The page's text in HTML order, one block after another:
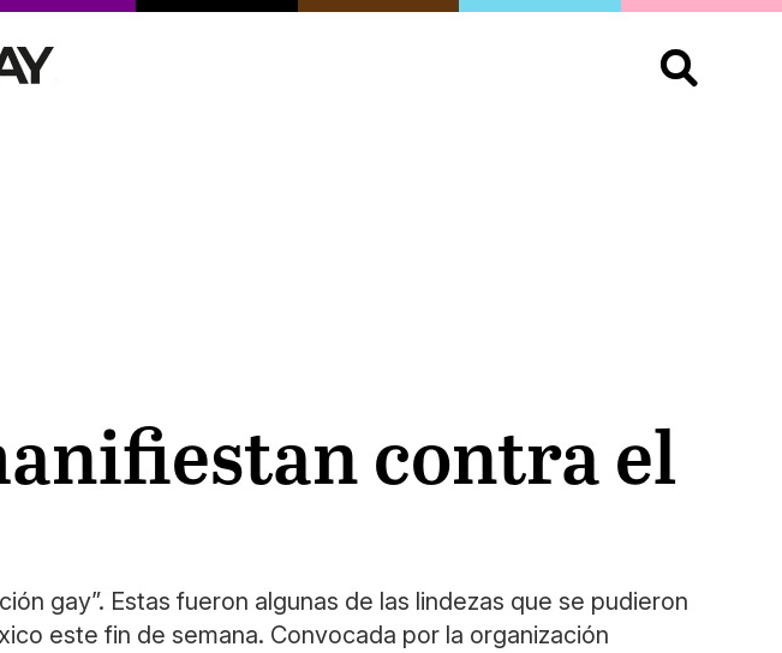
Buscar:
contra el
gay”. Estas fueron algunas de las lindezas que se pudieron
este fin de semana. Convocada por la organización